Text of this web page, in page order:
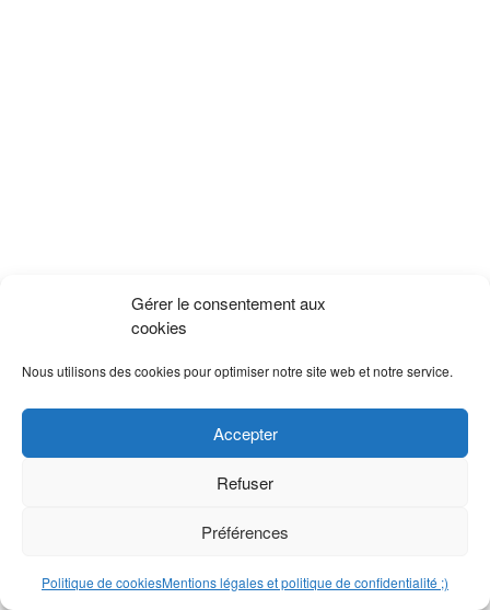
Gérer le consentement aux
cookies
Nous utilisons des cookies pour optimiser notre site web et notre service.
Accepter
Refuser
Préférences
Politique de cookiesMentions légales et politique de confidentialité ;)